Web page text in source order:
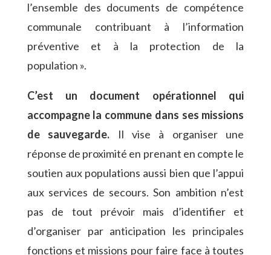
l’ensemble des documents de compétence
communale contribuant à l’information
préventive et à la protection de la
population ».
C’est un document opérationnel qui
accompagne la commune dans ses missions
de sauvegarde. Il vise à organiser une
réponse de proximité en prenant en compte le
soutien aux populations aussi bien que l’appui
aux services de secours. Son ambition n’est
pas de tout prévoir mais d’identifier et
d’organiser par anticipation les principales
fonctions et missions pour faire face à toutes